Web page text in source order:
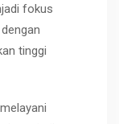
fokus
tinggi